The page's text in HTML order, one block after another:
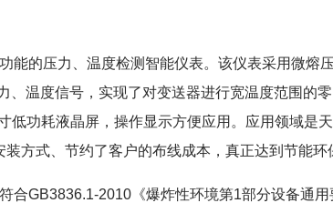
的压力、温度检测智能仪表。该仪表采用微熔
温度信号，实现了对变送器进行宽温度范围的
功耗液晶屏，操作显示方便应用。应用领域是
方式、节约了客户的布线成本，真正达到节能环
合GB3836.1-2010《爆炸性环境第1部分设备通